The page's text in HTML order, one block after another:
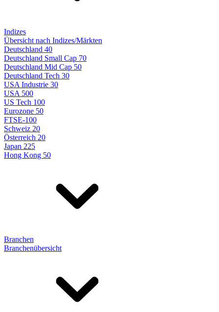
Indizes
Übersicht nach Indizes/Märkten
Deutschland 40
Deutschland Small Cap 70
Deutschland Mid Cap 50
Deutschland Tech 30
USA Industrie 30
USA 500
US Tech 100
Eurozone 50
FTSE-100
Schweiz 20
Österreich 20
Japan 225
Hong Kong 50
Branchen
Branchenübersicht